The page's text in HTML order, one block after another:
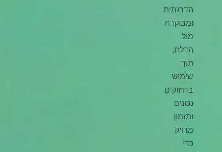
הדרגתית
ומבוקרת
מול
הדלת,
תוך
שימוש
בחיזוקים
נכונים
ותזמון
מדויק
כדי